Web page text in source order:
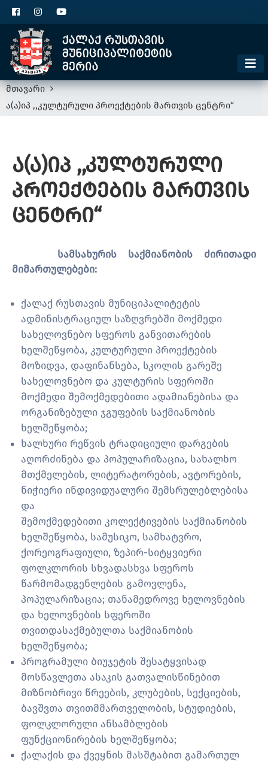
მთავარი
ა(ა)იპ ,,კულტურული პროექტების მართვის ცენტრი“
ა(ა)იპ ,,კულტურული
პროექტების მართვის
ცენტრი“
სამსახურის საქმიანობის ძირითადი
მიმართულებები:
ქალაქ რუსთავის მუნიციპალიტეტის
ადმინისტრაციულ საზღვრებში მოქმედი
სახელოვნებო სფეროს განვითარების
ხელშეწყობა, კულტურული პროექტების
მოზიდვა, დაფინანსება, სკოლის გარეშე
სახელოვნებო და კულტურის სფეროში
მოქმედი შემოქმედებითი ადამიანებისა და
ორგანიზებული ჯგუფების საქმიანობის
ხელშეწყობა;
ხალხური რეწვის ტრადიციული დარგების
აღორძინება და პოპულარიზაცია, სახალხო
მთქმელების, ლიტერატორების, ავტორების,
ნიჭიერი ინდივიდუალური შემსრულებლებისა
და
შემოქმედებითი კოლექტივების საქმიანობის
ხელშეწყობა, სამუსიკო, სამხატვრო,
ქორეოგრაფიული, ზეპირ-სიტყვიერი
ფოლკლორის სხვადასხვა სფეროს
წარმომადგენლების გამოვლენა,
პოპულარიზაცია; თანამედროვე ხელოვნების
და ხელოვნების სფეროში
თვითდასაქმებულთა საქმიანობის
ხელშეწყობა;
პროგრამული ბიუჯეტის შესატყვისად
მოსწავლეთა ასაკის გათვალისწინებით
მიზნობრივი წრეების, კლუბების, სექციების,
ბავშვთა თვითმმართველობის, სტუდიების,
ფოლკლორული ანსამბლების
ფუნქციონირების ხელშეწყობა;
ქალაქის და ქვეყნის მასშტაბით გამართულ